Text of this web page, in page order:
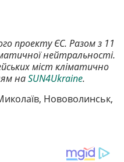
проекту ЄС. Разом з 11
нейтральності.
міст кліматично
наSUN4Ukraine.
Нововолинськ,